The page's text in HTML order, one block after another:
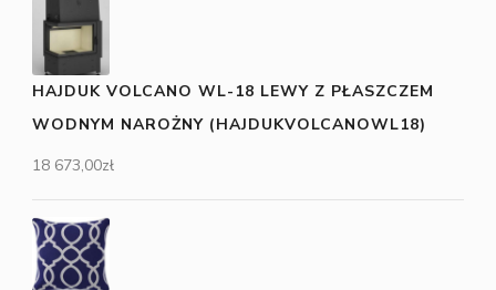
HAJDUK VOLCANO WL-18 LEWY Z PŁASZCZEM
WODNYM NAROŻNY (HAJDUKVOLCANOWL18)
18 673,00zł